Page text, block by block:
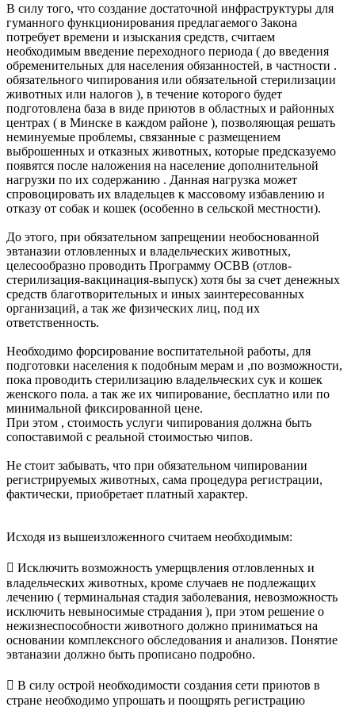
В силу того, что создание достаточной инфраструктуры для
гуманного функционирования предлагаемого Закона
потребует времени и изыскания средств, считаем
необходимым введение переходного периода ( до введения
обременительных для населения обязанностей, в частности .
обязательного чипирования или обязательной стерилизации
животных или налогов ), в течение которого будет
подготовлена база в виде приютов в областных и районных
центрах ( в Минске в каждом районе ), позволяющая решать
неминуемые проблемы, связанные с размещением
выброшенных и отказных животных, которые предсказуемо
появятся после наложения на население дополнительной
нагрузки по их содержанию . Данная нагрузка может
спровоцировать их владельцев к массовому избавлению и
отказу от собак и кошек (особенно в сельской местности).
До этого, при обязательном запрещении необоснованной
эвтаназии отловленных и владельческих животных,
целесообразно проводить Программу ОСВВ (отлов-
стерилизация-вакцинация-выпуск) хотя бы за счет денежных
средств благотворительных и иных заинтересованных
организаций, а так же физических лиц, под их
ответственность.
Необходимо форсирование воспитательной работы, для
подготовки населения к подобным мерам и ,по возможности,
пока проводить стерилизацию владельческих сук и кошек
женского пола. а так же их чипирование, бесплатно или по
минимальной фиксированной цене.
При этом , стоимость услуги чипирования должна быть
сопоставимой с реальной стоимостью чипов.
Не стоит забывать, что при обязательном чипировании
регистрируемых животных, сама процедура регистрации,
фактически, приобретает платный характер.
Исходя из вышеизложенного считаем необходимым:
 Исключить возможность умерщвления отловленных и
владельческих животных, кроме случаев не подлежащих
лечению ( терминальная стадия заболевания, невозможность
исключить невыносимые страдания ), при этом решение о
нежизнеспособности животного должно приниматься на
основании комплексного обследования и анализов. Понятие
эвтаназии должно быть прописано подробно.
 В силу острой необходимости создания сети приютов в
стране необходимо упрошать и поощрять регистрацию